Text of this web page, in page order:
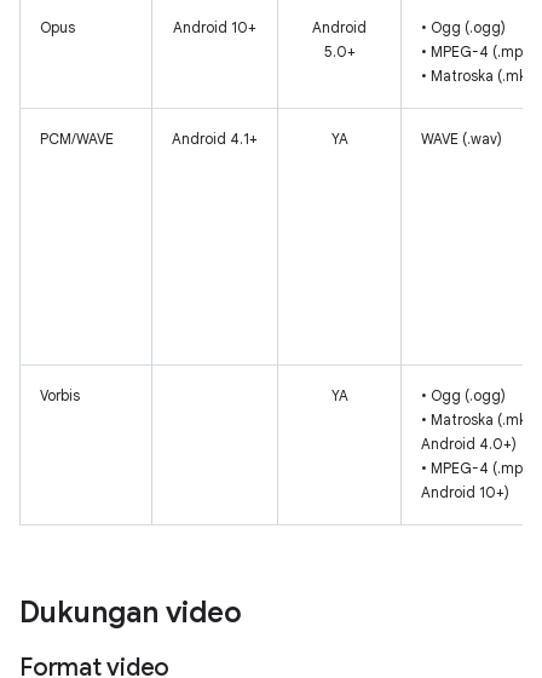
Opus Android 10+
Android
5.0+
• Ogg (.ogg)
• MPEG-4 (.mp4)
• Matroska (.mkv)
PCM/WAVE Android 4.1+ YA WAVE (.wav)
Vorbis YA
• Ogg (.ogg)
• Matroska (.mkv,
Android 4.0+)
• MPEG-4 (.mp4,
Android 10+)
Dukungan video
Format video